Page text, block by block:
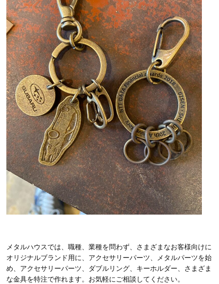
メタルハウスでは、職種、業種を問わず、さまざまなお客様向けに
オリジナルブランド用に、アクセサリーパーツ、メタルパーツを始
め、アクセサリーパーツ、ダブルリング、キーホルダー、さまざま
な金具を特注で作れます。お気軽にご相談してください。